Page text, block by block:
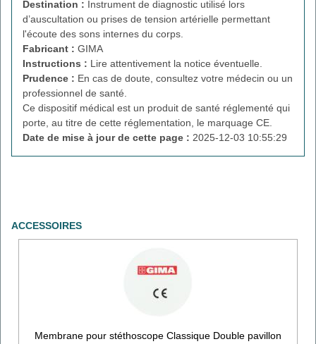
Destination : Instrument de diagnostic utilisé lors
d’auscultation ou prises de tension artérielle permettant
l'écoute des sons internes du corps.
Fabricant : GIMA
Instructions : Lire attentivement la notice éventuelle.
Prudence : En cas de doute, consultez votre médecin ou un
professionnel de santé.
Ce dispositif médical est un produit de santé réglementé qui
porte, au titre de cette réglementation, le marquage CE.
Date de mise à jour de cette page : 2025-12-03 10:55:29
ACCESSOIRES
Membrane pour stéthoscope Classique Double pavillon